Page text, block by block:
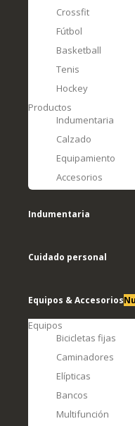
Crossfit
Fútbol
Basketball
Tenis
Hockey
Productos
Indumentaria
Calzado
Equipamiento
Accesorios
Indumentaria
Cuidado personal
Equipos & Accesorios
Equipos
Bicicletas fijas
Caminadores
Elípticas
Bancos
Multifunción